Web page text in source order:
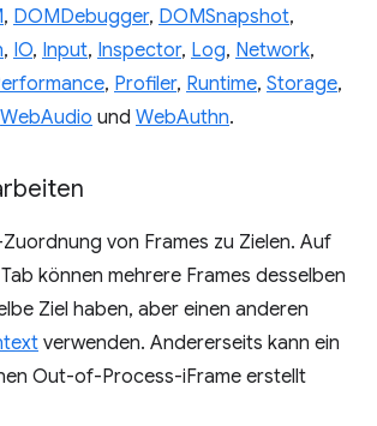
, DOMDebugger, DOMSnapshot,
, IO, Input, Inspector, Log, Network,
, Profiler, Runtime, Storage,
WebAudio und WebAuthn.
Zuordnung von Frames zu Zielen. Auf
können mehrere Frames desselben
Ziel haben, aber einen anderen
verwenden. Andererseits kann ein
Out-of-Process-iFrame erstellt